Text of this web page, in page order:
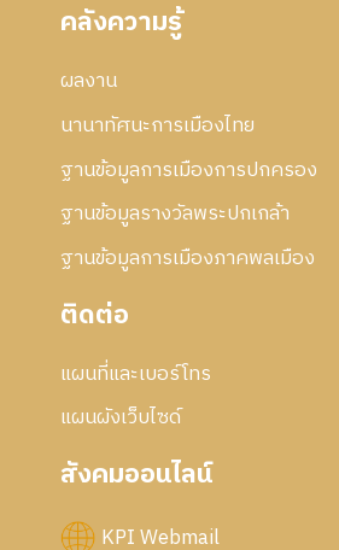
คลังความรู้
ผลงาน
นานาทัศนะการเมืองไทย
ฐานข้อมูลการเมืองการปกครอง
ฐานข้อมูลรางวัลพระปกเกล้า
ฐานข้อมูลการเมืองภาคพลเมือง
ติดต่อ
แผนที่และเบอร์โทร
แผนผังเว็บไซด์
สังคมออนไลน์
KPI Webmail